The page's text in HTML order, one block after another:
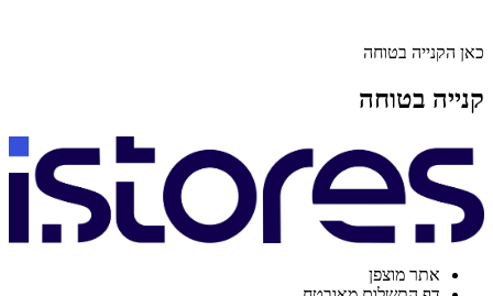
כאן הקנייה בטוחה
קנייה בטוחה
אתר מוצפן